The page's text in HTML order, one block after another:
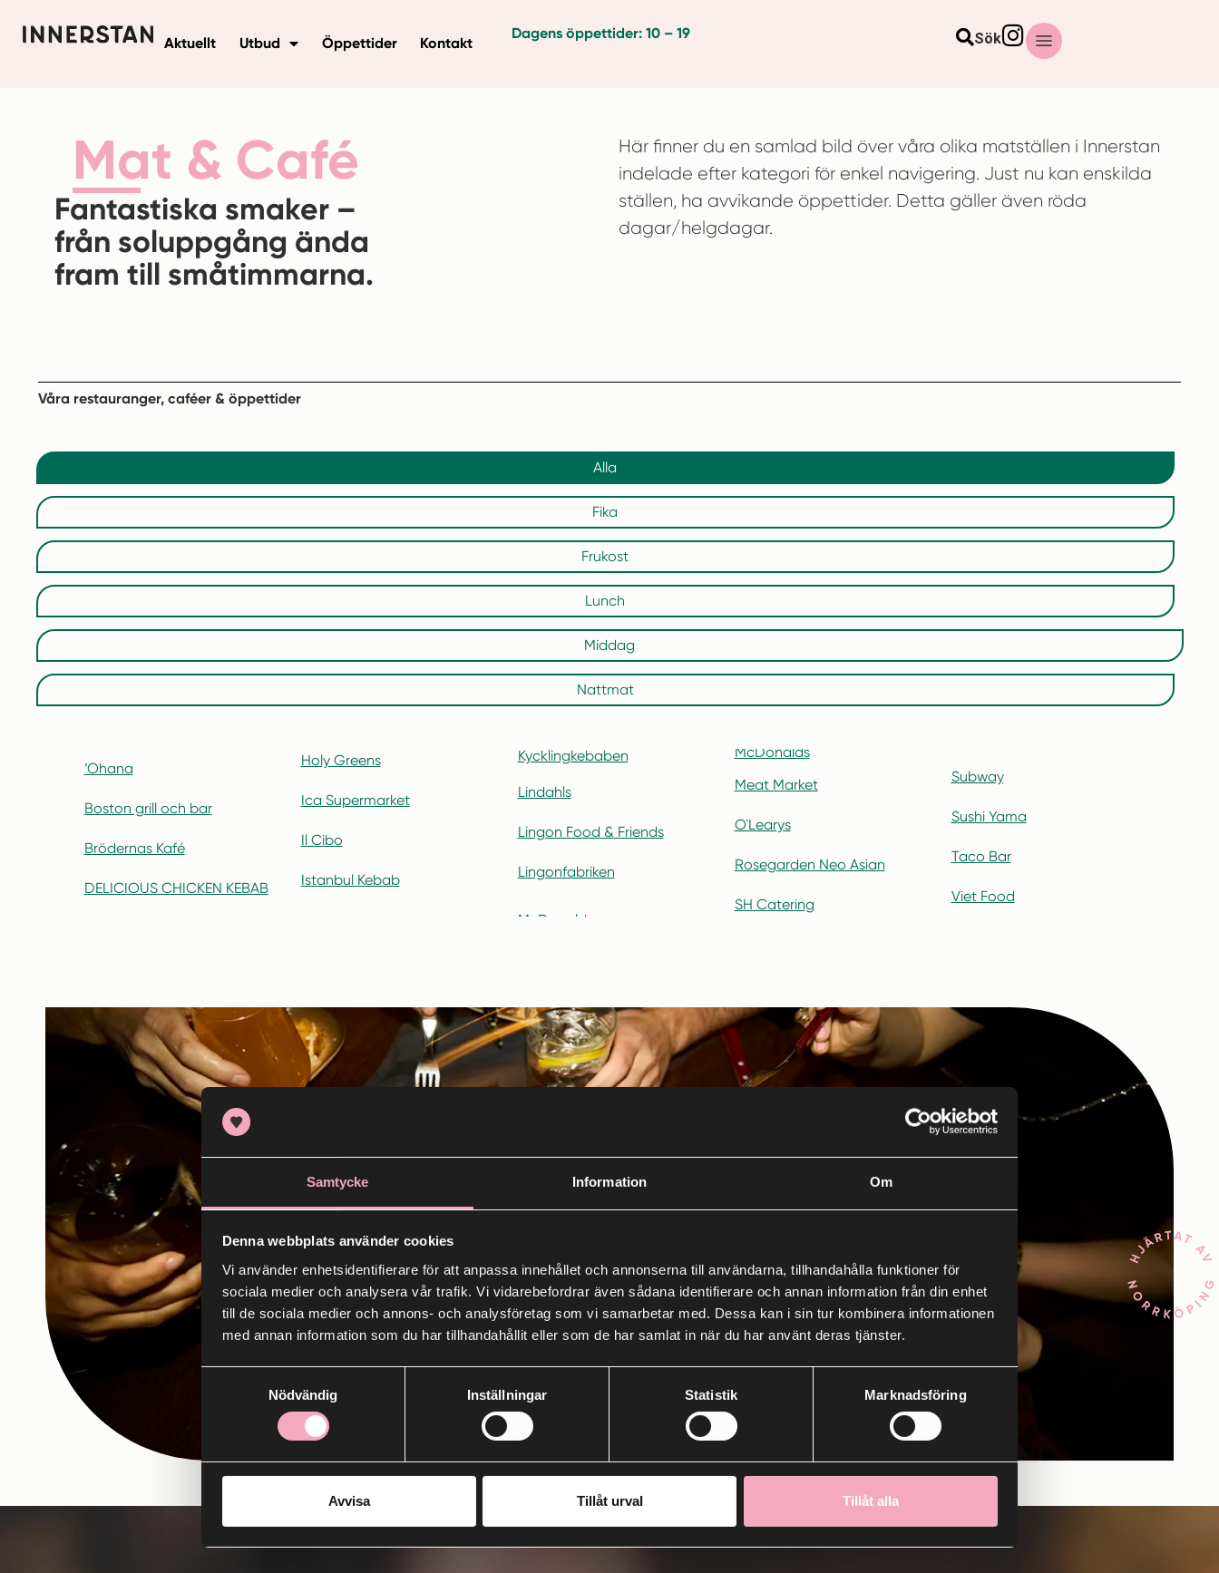
Samtycke Information Om
Denna webbplats använder cookies
Vi använder enhetsidentifierare för att anpassa innehållet och annonserna till användarna, tillhandahålla funktioner för
sociala medier och analysera vår trafik. Vi vidarebefordrar även sådana identifierare och annan information från din enhet
till de sociala medier och annons- och analysföretag som vi samarbetar med. Dessa kan i sin tur kombinera informationen
med annan information som du har tillhandahållit eller som de har samlat in när du har använt deras tjänster.
Nödvändig
Inställningar Statistik Marknadsföring
Avvisa Tillåt urval Tillåt alla
Aktuellt Utbud Öppettider Kontakt
Dagens öppettider: 10 – 19 Sök
Mat & Café
Fantastiska smaker –
från soluppgång ända
fram till småtimmarna.
Här finner du en samlad bild över våra olika matställen i Innerstan
indelade efter kategori för enkel navigering. Just nu kan enskilda
ställen, ha avvikande öppettider. Detta gäller även röda
dagar/helgdagar.
Våra restauranger, caféer & öppettider
Alla
Fika
Frukost
Lunch
Middag
Nattmat
’Ohana
Boston grill och bar
Brödernas Kafé
DELICIOUS CHICKEN KEBAB
Holy Greens
Ica Supermarket
Il Cibo
Istanbul Kebab
Kycklingkebaben
Lindahls
Lingon Food & Friends
Lingonfabriken
McDonalds
Meat Market
O`Learys
Rosegarden Neo Asian
SH Catering
Subway
Sushi Yama
Taco Bar
Viet Food